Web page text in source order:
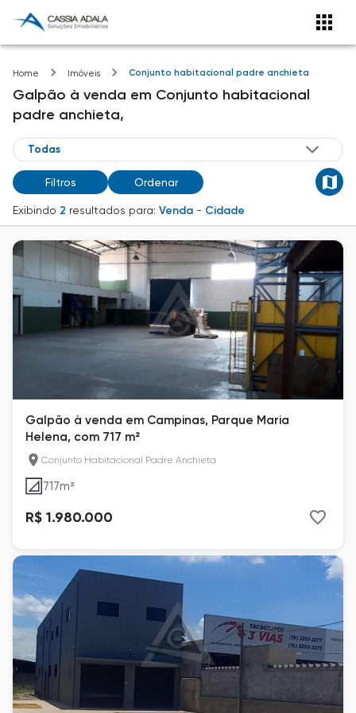
Home Imóveis Conjunto habitacional padre anchieta
Galpão à venda em Conjunto habitacional
padre anchieta,
Filtros Ordenar
Exibindo 2 resultados para: Venda - Cidade
Galpão à venda em Campinas, Parque Maria
Helena, com 717 m²
Conjunto Habitacional Padre Anchieta
717m²
R$ 1.980.000